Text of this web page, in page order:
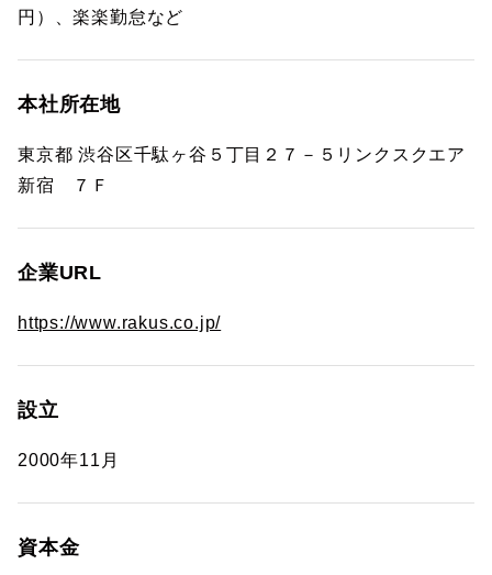
円）、楽楽勤怠など
本社所在地
東京都 渋谷区千駄ヶ谷５丁目２７－５リンクスクエア
新宿 ７Ｆ
企業URL
https://www.rakus.co.jp/
設立
2000年11月
資本金